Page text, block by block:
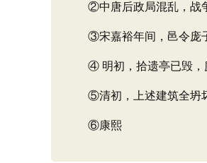
②中唐后政局混乱，战争
③宋嘉裕年间，邑令庞子
④ 明初，拾遗亭已毁，廉
⑤清初，上述建筑全坍
⑥康熙